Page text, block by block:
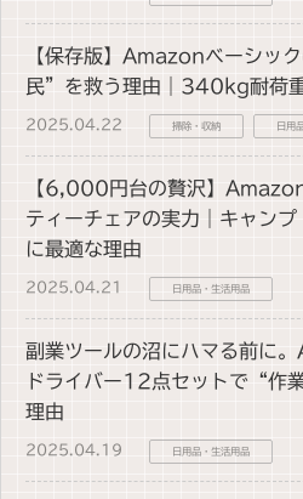
【保存版】Amazonベーシッ
民”を救う理由｜340kg耐荷
2025.04.22 掃除・収納 日用
【6,000円台の贅沢】
ティーチェアの実力｜キャン
に最適な理由
2025.04.21 日用品・生活用品
副業ツールの沼にハマる前に
ドライバー12点セットで“作
理由
2025.04.19 日用品・生活用品